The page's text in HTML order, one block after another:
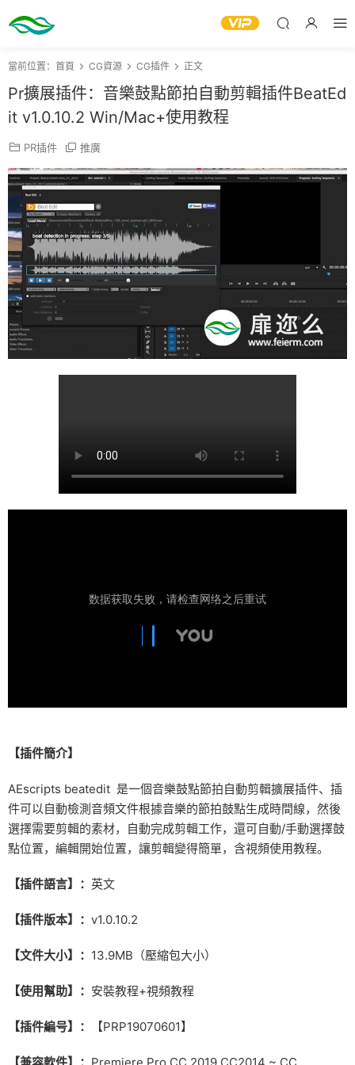
當前位置： 首頁 CG資源 CG插件 正文
Pr擴展插件：音樂鼓點節拍自動剪輯插件BeatEd
it v1.0.10.2 Win/Mac+使用教程
PR插件 推廣
【插件簡介】
AEscripts beatedit 是一個音樂鼓點節拍自動剪輯擴展插件、插
件可以自動檢測音頻文件根據音樂的節拍鼓點生成時間線，然後
選擇需要剪輯的素材，自動完成剪輯工作，還可自動/手動選擇鼓
點位置，編輯開始位置，讓剪輯變得簡單，含視頻使用教程。
【插件語言】： 英文
【插件版本】： v1.0.10.2
【文件大小】： 13.9MB（壓縮包大小）
【使用幫助】： 安裝教程+視頻教程
【插件編号】： 【PRP19070601】